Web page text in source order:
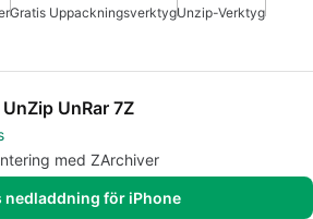
Gratis UppackningsverktygUnzip-Verktyg
UnRar 7Z
med ZArchiver
nedladdning för iPhone